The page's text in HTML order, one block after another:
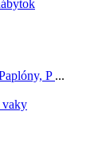
P ...
vaky